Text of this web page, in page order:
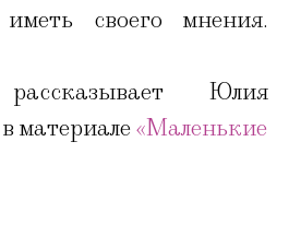
своего мнения.
Юлия
материале«Маленькие